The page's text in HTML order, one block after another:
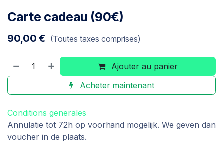
Carte cadeau (90€)
90,00 € (Toutes taxes comprises)
Ajouter au panier
Acheter maintenant
Conditions generales
Annulatie tot 72h op voorhand mogelijk. We geven dan
voucher in de plaats.